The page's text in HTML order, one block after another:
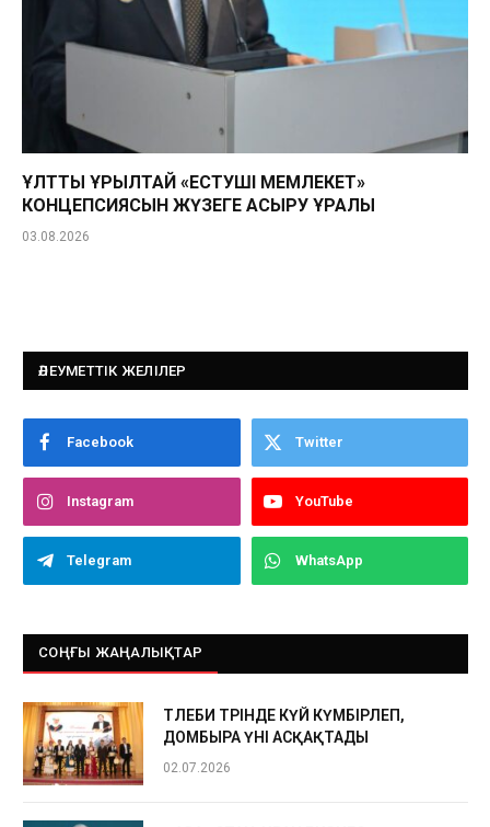
ҰЛТТЫҚ ҚҰРЫЛТАЙ «ЕСТУШІ МЕМЛЕКЕТ»
КОНЦЕПСИЯСЫН ЖҮЗЕГЕ АСЫРУ ҚҰРАЛЫ
03.08.2026
ӘЛЕУМЕТТІК ЖЕЛІЛЕР
Facebook Twitter
Instagram YouTube
Telegram WhatsApp
СОҢҒЫ ЖАҢАЛЫҚТАР
ТӨЛЕБИ ТӨРІНДЕ КҮЙ КҮМБІРЛЕП,
ДОМБЫРА ҮНІ АСҚАҚТАДЫ
02.07.2026